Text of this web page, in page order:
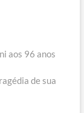
aos 96 anos
de sua